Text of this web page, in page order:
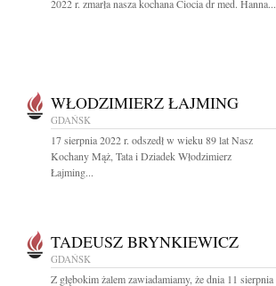
2022 r. zmarła nasza kochana Ciocia dr med. Hanna...
WŁODZIMIERZ ŁAJMING
GDAŃSK
17 sierpnia 2022 r. odszedł w wieku 89 lat Nasz
Kochany Mąż, Tata i Dziadek Włodzimierz
Łajming...
TADEUSZ BRYNKIEWICZ
GDAŃSK
Z głębokim żalem zawiadamiamy, że dnia 11 sierpnia